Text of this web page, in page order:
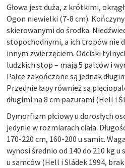
Głowa jest duża, z krótkimi,
Ogon niewielki (7-8 cm).
skierowanymi do środka.
stopochodnymi, a ich tropów nie
innym zwierzęciem. Odciski
ludzkich stop – mają 5 palców i
Palce zakończone są jednak
Przednie łapy również są
długimi na 8 cm pazurami (Hell i
Dymorfizm płciowy u dorosłych
jedynie w rozmiarach ciała.
170-220 cm, 160-200 u samic.
wynosi średnio od 140 do 210 kg u
u samców (Hell i Sládek 1994,